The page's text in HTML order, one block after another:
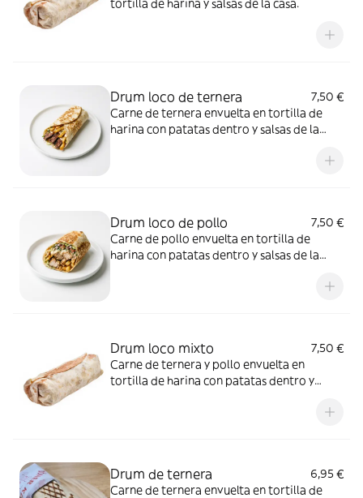
tortilla de harina y salsas de la casa.
Drum loco de ternera
7,50 €
Carne de ternera envuelta en tortilla de
harina con patatas dentro y salsas de la
Drum loco de pollo
7,50 €
Carne de pollo envuelta en tortilla de
harina con patatas dentro y salsas de la
Drum loco mixto
7,50 €
Carne de ternera y pollo envuelta en
tortilla de harina con patatas dentro y
Drum de ternera
6,95 €
Carne de ternera envuelta en tortilla de